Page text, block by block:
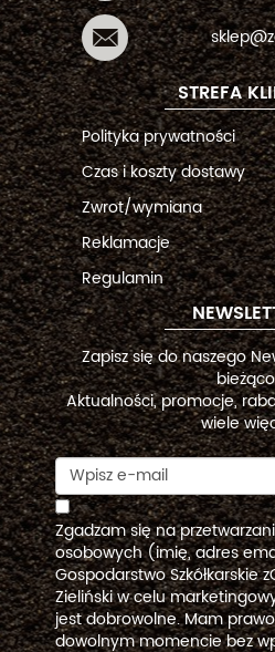
STREFA
Polityka prywatności
Czas i koszty dostawy
Zwrot/wymiana
Reklamacje
Regulamin
Zapisz się do naszego
Aktualności, promocje,
wiele
Zgadzam się na
osobowych (imię, adres
Gospodarstwo Szkółkarskie
Zieliński w celu
jest dobrowolne. Mam
dowolnym momencie bez